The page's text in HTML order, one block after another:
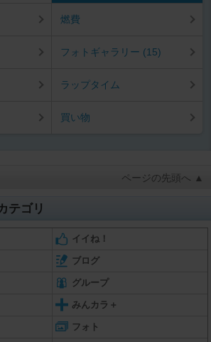
燃費
フォトギャラリー (15)
ラップタイム
買い物
ページの先頭へ ▲
テゴリ
イイね！
ブログ
グループ
みんカラ＋
フォト